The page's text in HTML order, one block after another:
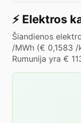
⚡️ Elektros
Šiandienos
/MWh (€ 0,1583
Rumunija yra €